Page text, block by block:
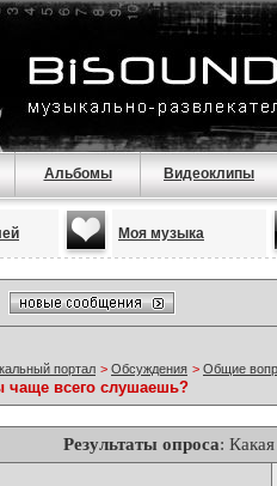
Альбомы Видеоклипы
Моя музыка
портал > Обсуждения > Общие
чаще всего слушаешь?
Результаты опроса: